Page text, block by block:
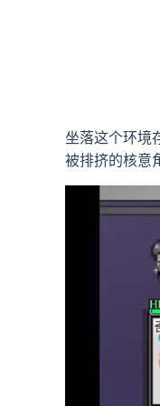
坐落这个环境
被排挤的核意